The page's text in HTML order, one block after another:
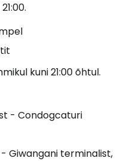
kuni 21:00 õhtul.
- Condogcaturi
Giwangani terminalist,